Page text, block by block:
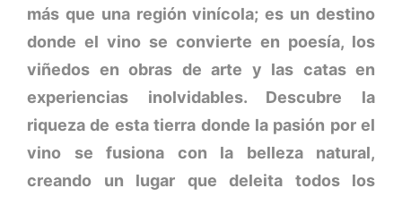
más que una región vinícola; es un destino
donde el vino se convierte en poesía, los
viñedos en obras de arte y las catas en
experiencias inolvidables. Descubre la
riqueza de esta tierra donde la pasión por el
vino se fusiona con la belleza natural,
creando un lugar que deleita todos los